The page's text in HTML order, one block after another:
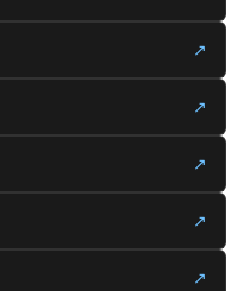
↗
↗
↗
↗
↗